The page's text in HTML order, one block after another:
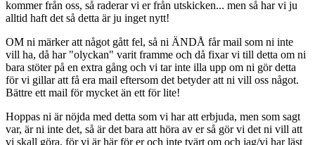
kommer från oss, så raderar vi er från utskicken... men så har vi ju
alltid haft det så detta är ju inget nytt!
OM ni märker att något gått fel, så ni ÄNDÅ får mail som ni inte
vill ha, då har "olyckan" varit framme och då fixar vi till detta om ni
bara stöter på en extra gång och vi tar inte illa upp om ni gör detta
för vi gillar att få era mail eftersom det betyder att ni vill oss något.
Bättre ett mail för mycket än ett för lite!
Hoppas ni är nöjda med detta som vi har att erbjuda, men som sagt
var, är ni inte det, så är det bara att höra av er så gör vi det ni vill att
vi skall göra, för vi är här för er och inte tvärt om och jag/vi har läst